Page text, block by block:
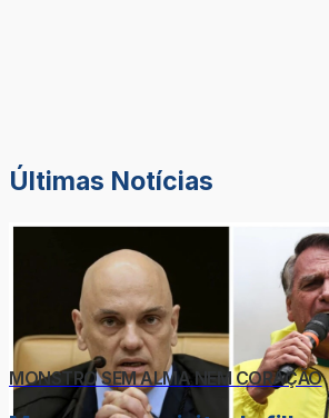
Últimas Notícias
MONSTRO SEM ALMA NEM CORAÇÃO